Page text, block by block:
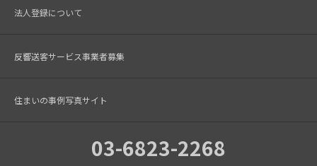
法人登録について
反響送客サービス事業者募集
住まいの事例写真サイト
03-6823-2268